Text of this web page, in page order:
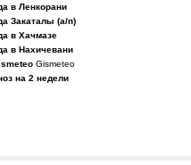
в Ленкорани
Закаталы (а/п)
в Хачмазе
в Нахичевани
Gismeteo
на 2 недели